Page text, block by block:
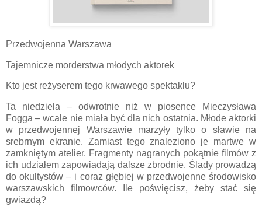
Przedwojenna Warszawa
Tajemnicze morderstwa młodych aktorek
Kto jest reżyserem tego krwawego spektaklu?
Ta niedziela – odwrotnie niż w piosence Mieczysława
Fogga – wcale nie miała być dla nich ostatnia. Młode aktorki
w przedwojennej Warszawie marzyły tylko o sławie na
srebrnym ekranie. Zamiast tego znaleziono je martwe w
zamkniętym atelier. Fragmenty nagranych pokątnie filmów z
ich udziałem zapowiadają dalsze zbrodnie. Ślady prowadzą
do okultystów – i coraz głębiej w przedwojenne środowisko
warszawskich filmowców. Ile poświęcisz, żeby stać się
gwiazdą?